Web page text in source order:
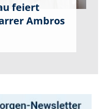
feiert
Ambros